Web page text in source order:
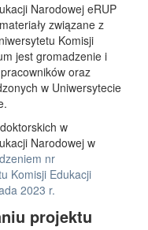
Narodowej eRUP
związane z
Komisji
jest gromadzenie i
oraz
w Uniwersytecie
w
Narodowej w
nr
Komisji Edukacji
2023 r.
projektu